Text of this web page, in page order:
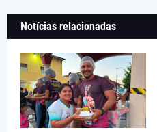
Notícias relacionadas